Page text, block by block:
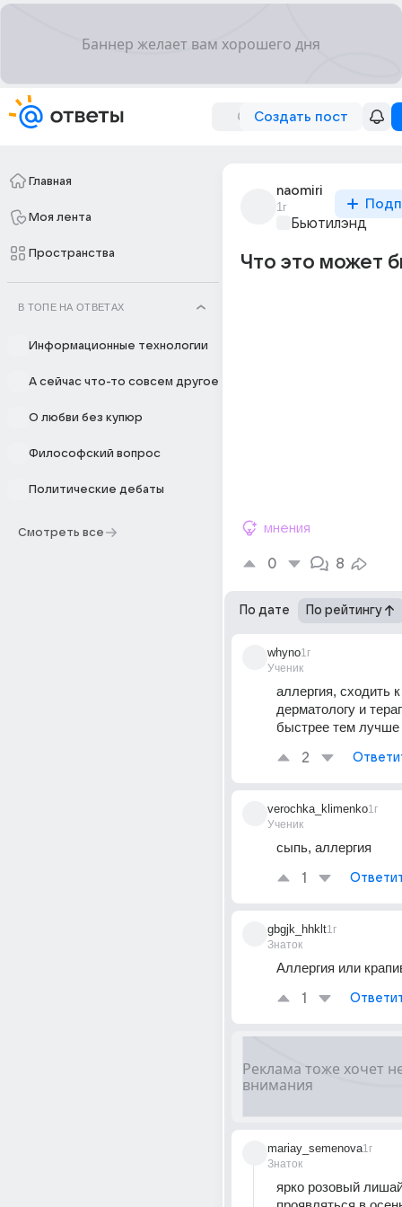
Создать пост
Главная
Моя лента
Пространства
В ТОПЕ НА ОТВЕТАХ
Информационные технологии
А сейчас что-то совсем другое
О любви без купюр
Философский вопрос
Политические дебаты
Смотреть все
naomiri
1г
Бьютилэнд
Что это может
мнения
0 8
По дате По рейтингу
whyno
Ученик
1г
аллергия, сходить
дерматологу и
быстрее тем лучше
2
verochka_klimenko
Ученик
1г
сыпь, аллергия
1
gbgjk_hhklt
Знаток
1г
Аллергия или
1
mariay_semenova
Знаток
1г
ярко розовый